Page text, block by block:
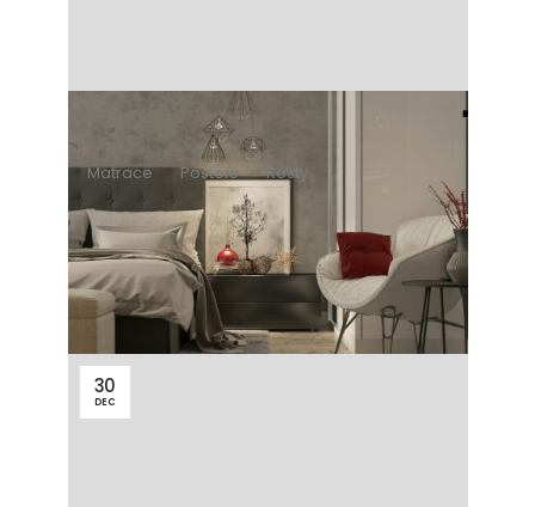
Matrace Postele Rošty
Kompletný radca, ako vybrať
posteľ, matrac a rošt
30
DEC